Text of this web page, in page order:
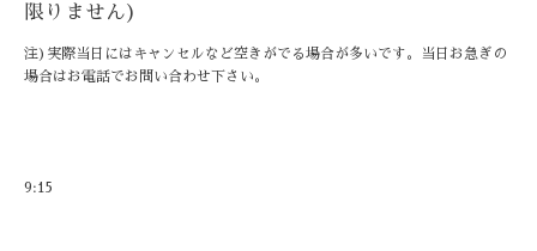
限りません)
注)実際当日にはキャンセルなど空きがでる場合が多いです。当日お急ぎの
場合はお電話でお問い合わせ下さい。
9:15